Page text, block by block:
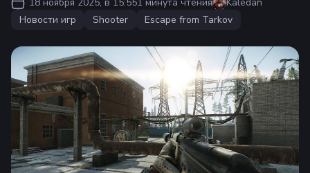
Новости игр
Shooter Escape from Tarkov